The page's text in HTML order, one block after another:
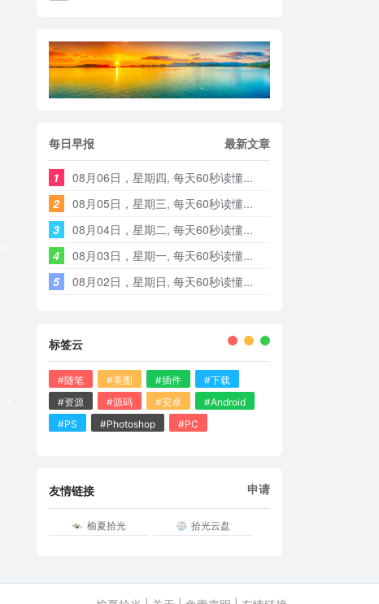
每日早报 最新文章
1
08月06日，星期四, 每天60秒读懂...
2
08月05日，星期三, 每天60秒读懂...
3
08月04日，星期二, 每天60秒读懂...
4
08月03日，星期一, 每天60秒读懂...
5
08月02日，星期日, 每天60秒读懂...
标签云
#随笔 #美图 #插件
#下载
#资源
#源码 #安卓
#Android
#PS
#Photoshop #PC
友情链接 申请
榆夏拾光 拾光云盘